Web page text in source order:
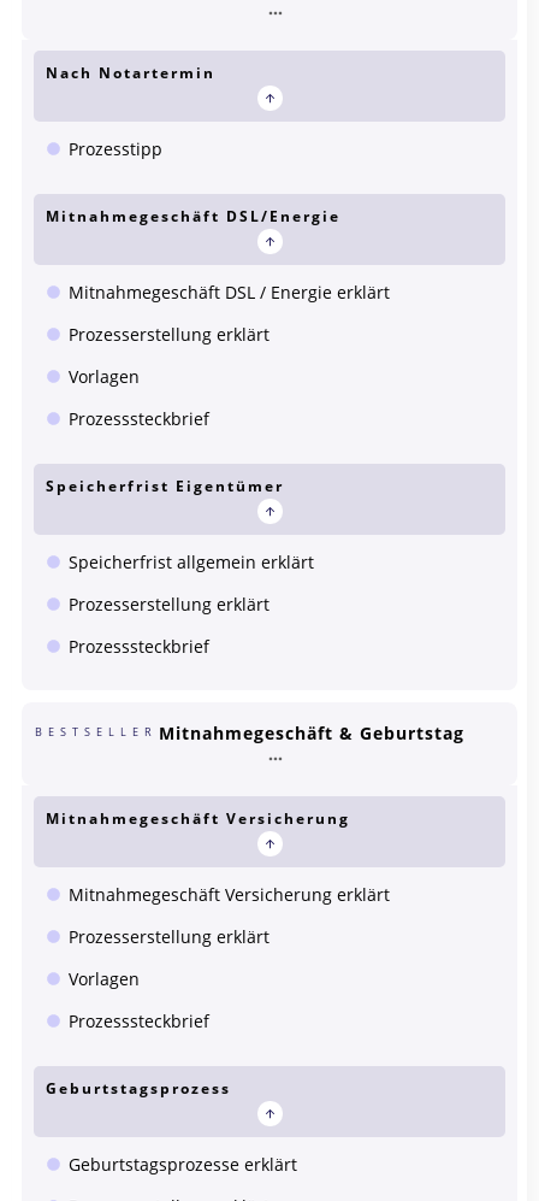
Nach Notartermin
Prozesstipp
Mitnahmegeschäft DSL/Energie
Mitnahmegeschäft DSL / Energie erklärt
Prozesserstellung erklärt
Vorlagen
Prozesssteckbrief
Speicherfrist Eigentümer
Speicherfrist allgemein erklärt
Prozesserstellung erklärt
Prozesssteckbrief
BESTSELLER Mitnahmegeschäft & Geburtstag
Mitnahmegeschäft Versicherung
Mitnahmegeschäft Versicherung erklärt
Prozesserstellung erklärt
Vorlagen
Prozesssteckbrief
Geburtstagsprozess
Geburtstagsprozesse erklärt